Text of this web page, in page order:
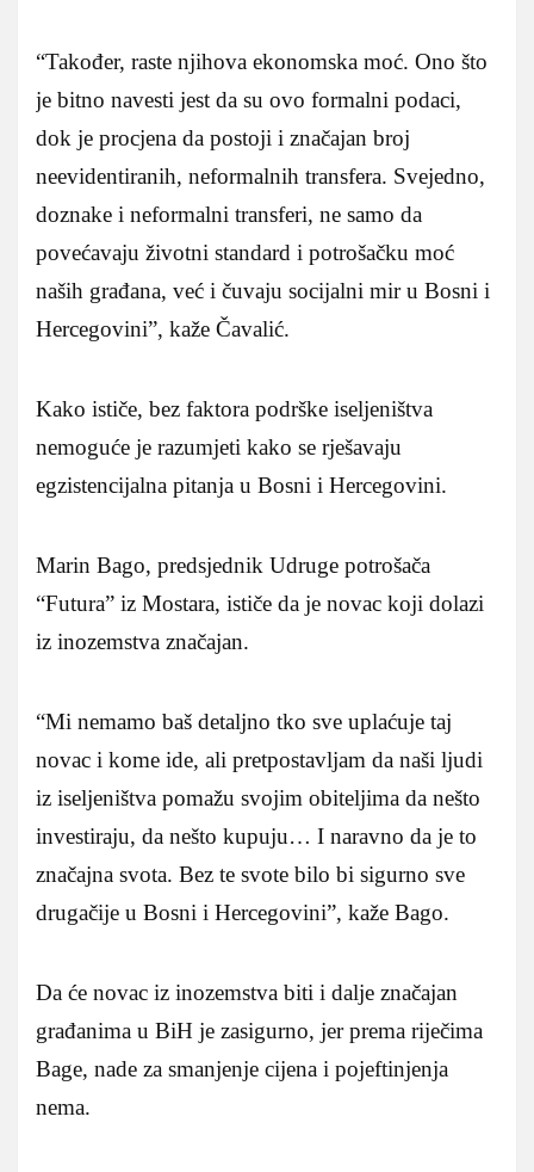
“Također, raste njihova ekonomska moć. Ono što
je bitno navesti jest da su ovo formalni podaci,
dok je procjena da postoji i značajan broj
neevidentiranih, neformalnih transfera. Svejedno,
doznake i neformalni transferi, ne samo da
povećavaju životni standard i potrošačku moć
naših građana, već i čuvaju socijalni mir u Bosni i
Hercegovini”, kaže Čavalić.
Kako ističe, bez faktora podrške iseljeništva
nemoguće je razumjeti kako se rješavaju
egzistencijalna pitanja u Bosni i Hercegovini.
Marin Bago, predsjednik Udruge potrošača
“Futura” iz Mostara, ističe da je novac koji dolazi
iz inozemstva značajan.
“Mi nemamo baš detaljno tko sve uplaćuje taj
novac i kome ide, ali pretpostavljam da naši ljudi
iz iseljeništva pomažu svojim obiteljima da nešto
investiraju, da nešto kupuju… I naravno da je to
značajna svota. Bez te svote bilo bi sigurno sve
drugačije u Bosni i Hercegovini”, kaže Bago.
Da će novac iz inozemstva biti i dalje značajan
građanima u BiH je zasigurno, jer prema riječima
Bage, nade za smanjenje cijena i pojeftinjenja
nema.